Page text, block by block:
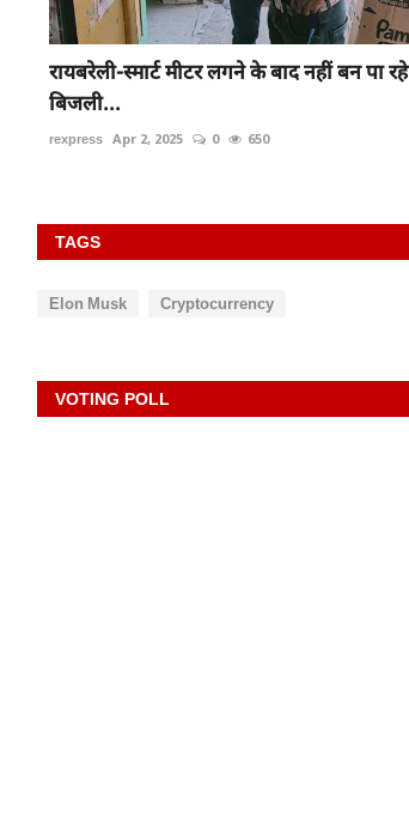
रायबरेली-स्मार्ट मीटर लगने के बाद नहीं बन पा रहे
बिजली...
rexpress Apr 2, 2025 0 650
TAGS
Elon Musk Cryptocurrency
VOTING POLL